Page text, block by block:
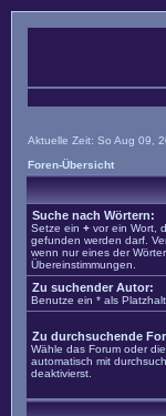
Aktuelle Zeit: So Aug 09,
Foren-Übersicht
Suche nach Wörtern:
Setze ein + vor ein Wort,
gefunden werden darf.
wenn nur eines der
Übereinstimmungen.
Zu suchender Autor:
Benutze ein * als
Zu durchsuchende
Wähle das Forum oder
automatisch mit
deaktivierst.